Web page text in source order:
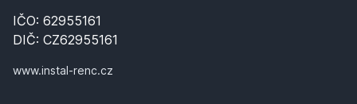
IČO: 62955161
DIČ: CZ62955161
www.instal-renc.cz